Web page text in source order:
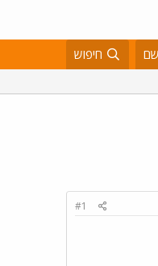
חיפוש
#1